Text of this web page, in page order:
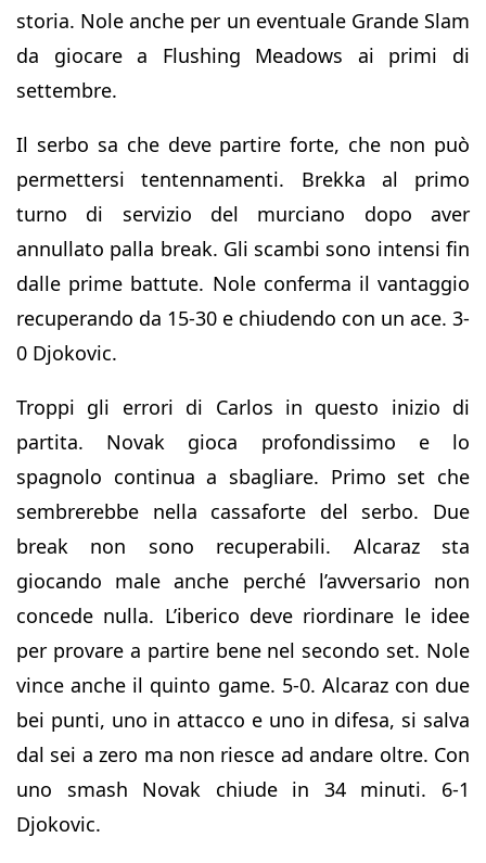
storia. Nole anche per un eventuale Grande Slam
da giocare a Flushing Meadows ai primi di
settembre.
Il serbo sa che deve partire forte, che non può
permettersi tentennamenti. Brekka al primo
turno di servizio del murciano dopo aver
annullato palla break. Gli scambi sono intensi fin
dalle prime battute. Nole conferma il vantaggio
recuperando da 15-30 e chiudendo con un ace. 3-
0 Djokovic.
Troppi gli errori di Carlos in questo inizio di
partita. Novak gioca profondissimo e lo
spagnolo continua a sbagliare. Primo set che
sembrerebbe nella cassaforte del serbo. Due
break non sono recuperabili. Alcaraz sta
giocando male anche perché l’avversario non
concede nulla. L’iberico deve riordinare le idee
per provare a partire bene nel secondo set. Nole
vince anche il quinto game. 5-0. Alcaraz con due
bei punti, uno in attacco e uno in difesa, si salva
dal sei a zero ma non riesce ad andare oltre. Con
uno smash Novak chiude in 34 minuti. 6-1
Djokovic.